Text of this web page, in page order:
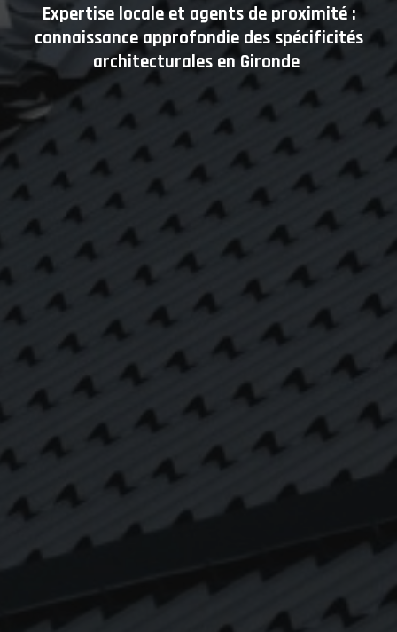
Expertise locale et agents de proximité :
connaissance approfondie des spécificités
architecturales en Gironde